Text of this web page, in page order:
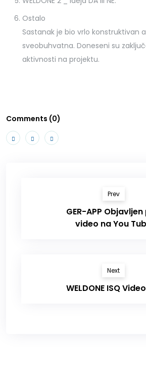
Ostalo
Sastanak je bio vrlo konstruktivan
sveobuhvatna. Doneseni su
aktivnosti na projektu.
Comments (0)
Prev
GER-APP
video na You
Next
WELDONE ISQ